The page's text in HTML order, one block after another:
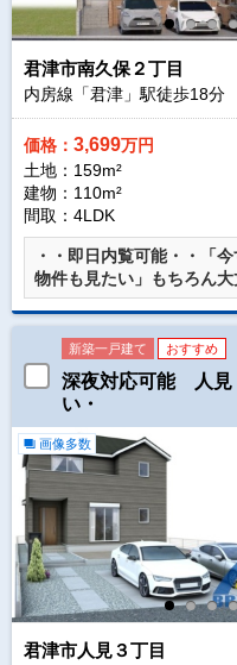
君津市南久保２丁目
内房線「君津」駅徒歩18分
価格： 3,699万円
土地：159m²
建物：110m²
間取：4LDK
・・即日内覧可能・・「
物件も見たい」もちろん大
新築一戸建て おすすめ
深夜対応可能 人見
い・
画像多数
君津市人見３丁目